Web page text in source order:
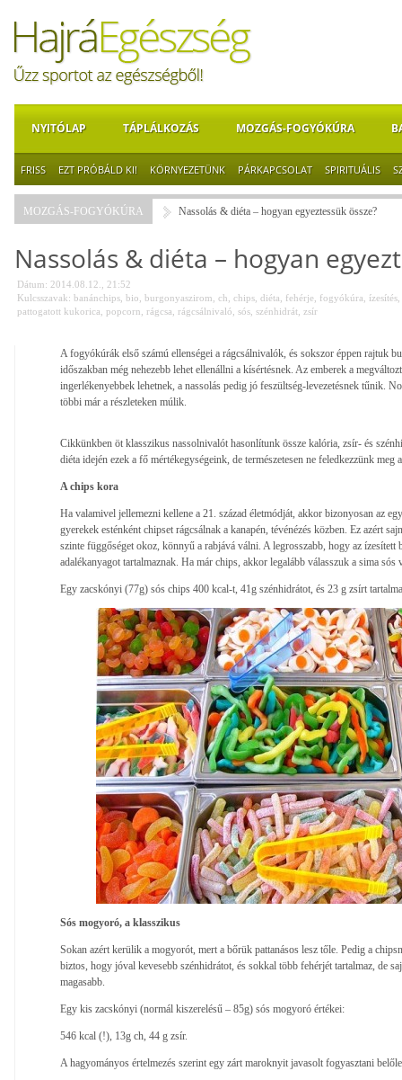
NYITÓLAP TÁPLÁLKOZÁS MOZGÁS-FOGYÓKÚRA
FRISS EZT PRÓBÁLD KI! KÖRNYEZETÜNK PÁRKAPCSOLAT SPIRITUÁLIS
MOZGÁS-FOGYÓKÚRA Nassolás & diéta – hogyan egyeztessük össze?
Nassolás & diéta – hogyan
Dátum: 2014.08.12., 21:52
Kulcsszavak: banánchips bio burgonyaszirom ch chips diéta fehérje fogyókúra ízesítés
pattogatott kukorica popcorn rágcsa rágcsálnivaló sós szénhidrát zsír
A fogyókúrák első számú ellenségei a rágcsálnivalók, és sokszor éppen rajtuk
időszakban még nehezebb lehet ellenállni a kísértésnek. Az emberek a
ingerlékenyebbek lehetnek, a nassolás pedig jó feszültség-levezetésnek tűnik.
többi már a részleteken múlik.
Cikkünkben öt klasszikus nassolnivalót hasonlítunk össze kalória, zsír- és
diéta idején ezek a fő mértékegységeink, de természetesen ne feledkezzünk meg
A chips kora
Ha valamivel jellemezni kellene a 21. század életmódját, akkor bizonyosan az
gyerekek esténként chipset rágcsálnak a kanapén, tévénézés közben. Ez azért
szinte függőséget okoz, könnyű a rabjává válni. A legrosszabb, hogy az
adalékanyagot tartalmaznak. Ha már chips, akkor legalább válasszuk a sima sós
Egy zacskónyi (77g) sós chips 400 kcal-t, 41g szénhidrátot, és 23 g zsírt
Sós mogyoró, a klasszikus
Sokan azért kerülik a mogyorót, mert a bőrük pattanásos lesz tőle. Pedig a
biztos, hogy jóval kevesebb szénhidrátot, és sokkal több fehérjét tartalmaz, de
magasabb.
Egy kis zacskónyi (normál kiszerelésű – 85g) sós mogyoró értékei:
546 kcal (!), 13g ch, 44 g zsír.
A hagyományos értelmezés szerint egy zárt maroknyit javasolt fogyasztani